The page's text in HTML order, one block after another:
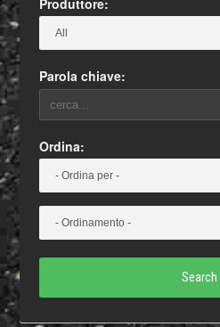
Parola chiave:
Ordina:
Search